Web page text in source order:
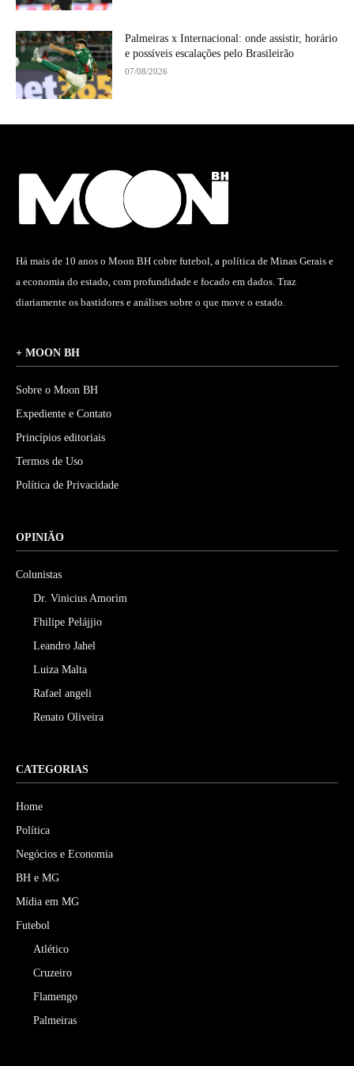
Palmeiras x Internacional: onde assistir, horário
e possíveis escalações pelo Brasileirão
07/08/2026
Há mais de 10 anos o Moon BH cobre futebol, a política de Minas Gerais e
a economia do estado, com profundidade e focado em dados. Traz
diariamente os bastidores e análises sobre o que move o estado.
+ MOON BH
Sobre o Moon BH
Expediente e Contato
Princípios editoriais
Termos de Uso
Política de Privacidade
OPINIÃO
Colunistas
Dr. Vinicius Amorim
Fhilipe Pelájjio
Leandro Jahel
Luiza Malta
Rafael angeli
Renato Oliveira
CATEGORIAS
Home
Política
Negócios e Economia
BH e MG
Mídia em MG
Futebol
Atlético
Cruzeiro
Flamengo
Palmeiras